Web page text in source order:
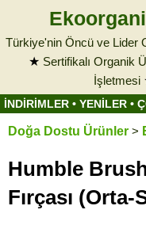
Türkiye'nin Öncü ve Lider
★ Sertifikalı Organik
İşletmesi
İNDİRİMLER • YENİLER •
Doğa Dostu Ürünler >
Humble
Fırçası